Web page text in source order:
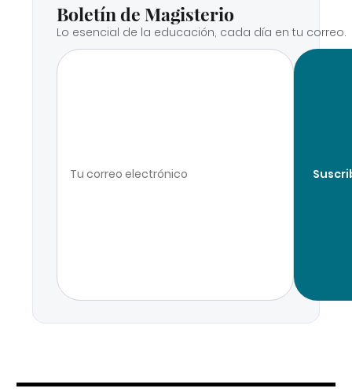
Boletín de Magisterio
Lo esencial de la educación, cada día en tu correo.